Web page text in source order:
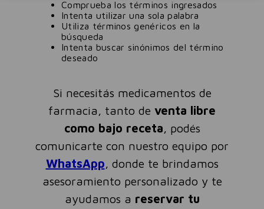
Comprueba los términos ingresados
Intenta utilizar una sola palabra
Utiliza términos genéricos en la
búsqueda
Intenta buscar sinónimos del término
deseado
Si necesitás medicamentos de
farmacia, tanto de venta libre
como bajo receta, podés
comunicarte con nuestro equipo por
WhatsApp, donde te brindamos
asesoramiento personalizado y te
ayudamos a reservar tu